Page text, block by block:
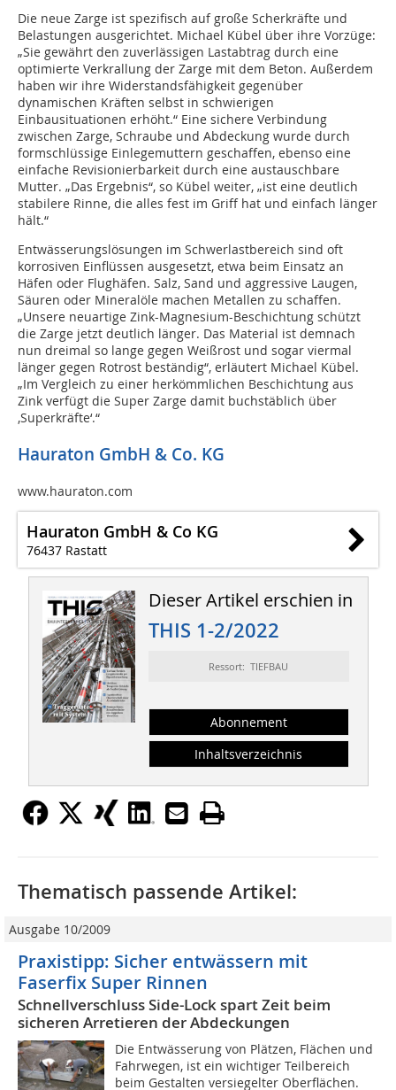
Die neue Zarge ist spezifisch auf große Scherkräfte und
Belastungen ausgerichtet. Michael Kübel über ihre Vorzüge:
„Sie gewährt den zuverlässigen Lastabtrag durch eine
optimierte Verkrallung der Zarge mit dem Beton. Außerdem
haben wir ihre Widerstandsfähigkeit gegenüber
dynamischen Kräften selbst in schwierigen
Einbausituationen erhöht.“ Eine sichere Verbindung
zwischen Zarge, Schraube und Abdeckung wurde durch
formschlüssige Einlegemuttern geschaffen, ebenso eine
einfache Revisionierbarkeit durch eine austauschbare
Mutter. „Das Ergebnis“, so Kübel weiter, „ist eine deutlich
stabilere Rinne, die alles fest im Griff hat und einfach länger
hält.“
Entwässerungslösungen im Schwerlastbereich sind oft
korrosiven Einflüssen ausgesetzt, etwa beim Einsatz an
Häfen oder Flughäfen. Salz, Sand und aggressive Laugen,
Säuren oder Mineralöle machen Metallen zu schaffen.
„Unsere neuartige Zink-Magnesium-Beschichtung schützt
die Zarge jetzt deutlich länger. Das Material ist demnach
nun dreimal so lange gegen Weißrost und sogar viermal
länger gegen Rotrost beständig“, erläutert Michael Kübel.
„Im Vergleich zu einer herkömmlichen Beschichtung aus
Zink verfügt die Super Zarge damit buchstäblich über
‚Superkräfte‘.“
Hauraton GmbH & Co. KG
www.hauraton.com
Hauraton GmbH & Co KG
76437 Rastatt
Dieser Artikel erschien in
THIS 1-2/2022
Ressort: TIEFBAU
Abonnement
Inhaltsverzeichnis
Thematisch passende Artikel:
Ausgabe 10/2009
Praxistipp: Sicher entwässern mit
Faserfix Super Rinnen
Schnellverschluss Side-Lock spart Zeit beim
sicheren Arretieren der Abdeckungen
Die Entwässerung von Plätzen, Flächen und
Fahrwegen, ist ein wichtiger Teilbereich
beim Gestalten versiegelter Oberflächen.